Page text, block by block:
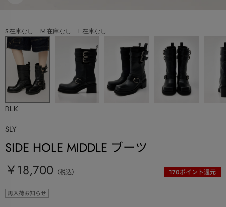
S 在庫なし M 在庫なし L 在庫なし
BLK
SLY
SIDE HOLE MIDDLE ブーツ
￥18,700 （税込） 170ポイント還元
再入荷お知らせ